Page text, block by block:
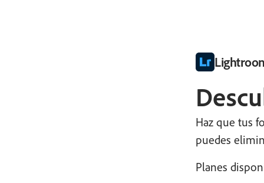
Haz que tus
puedes
Planes